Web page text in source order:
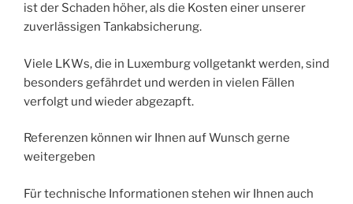
ist der Schaden höher, als die Kosten einer unserer
zuverlässigen Tankabsicherung.
Viele LKWs, die in Luxemburg vollgetankt werden, sind
besonders gefährdet und werden in vielen Fällen
verfolgt und wieder abgezapft.
Referenzen können wir Ihnen auf Wunsch gerne
weitergeben
Für technische Informationen stehen wir Ihnen auch